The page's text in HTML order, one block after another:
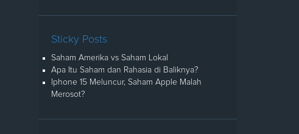
Sticky Posts
Saham Amerika vs Saham Lokal
Apa Itu Saham dan Rahasia di Baliknya?
Iphone 15 Meluncur, Saham Apple Malah
Merosot?